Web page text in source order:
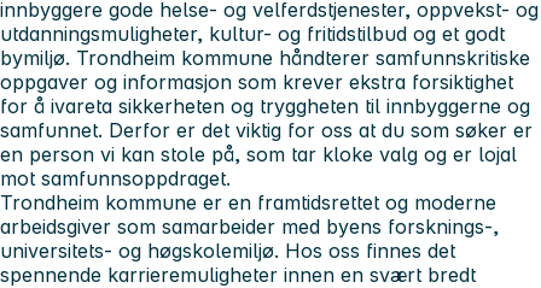
innbyggere gode helse- og velferdstjenester, oppvekst- og
utdanningsmuligheter, kultur- og fritidstilbud og et godt
bymiljø. Trondheim kommune håndterer samfunnskritiske
oppgaver og informasjon som krever ekstra forsiktighet
for å ivareta sikkerheten og tryggheten til innbyggerne og
samfunnet. Derfor er det viktig for oss at du som søker er
en person vi kan stole på, som tar kloke valg og er lojal
mot samfunnsoppdraget.
Trondheim kommune er en framtidsrettet og moderne
arbeidsgiver som samarbeider med byens forsknings-,
universitets- og høgskolemiljø. Hos oss finnes det
spennende karrieremuligheter innen en svært bredt